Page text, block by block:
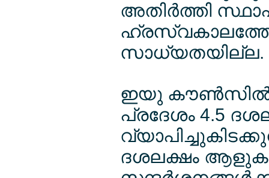
അതിര്‍ത്തി
സാധ്യതയില്ല.
ഇയു കൗണ്‍സില്‍
പ്രദേശം 4.5
ദശലക്ഷം